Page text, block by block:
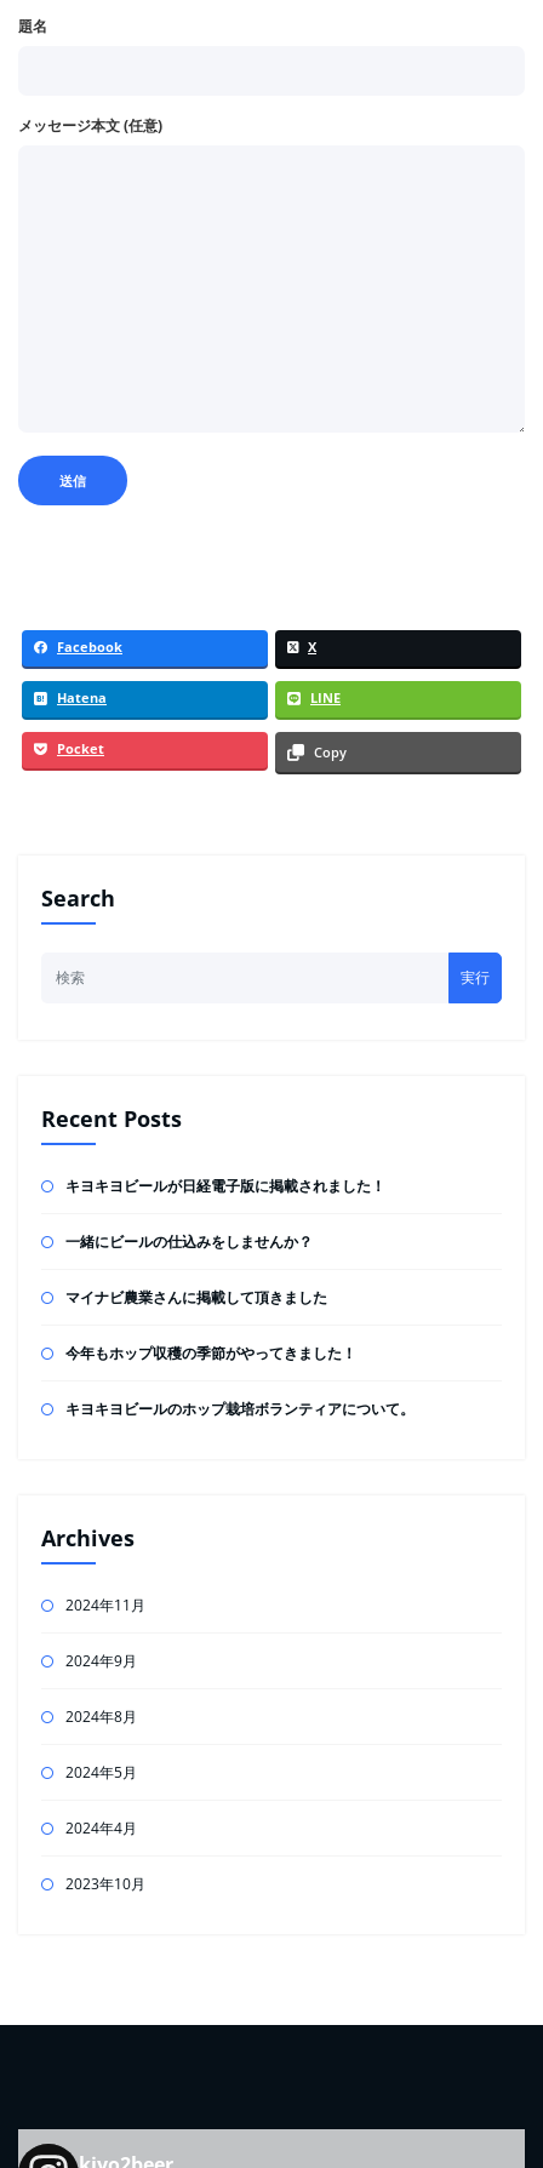
題名
メッセージ本文 (任意)
Facebook X
Hatena LINE
Pocket Copy
Search
実行
Recent Posts
キヨキヨビールが日経電子版に掲載されました！
一緒にビールの仕込みをしませんか？
マイナビ農業さんに掲載して頂きました
今年もホップ収穫の季節がやってきました！
キヨキヨビールのホップ栽培ボランティアについて。
Archives
2024年11月
2024年9月
2024年8月
2024年5月
2024年4月
2023年10月